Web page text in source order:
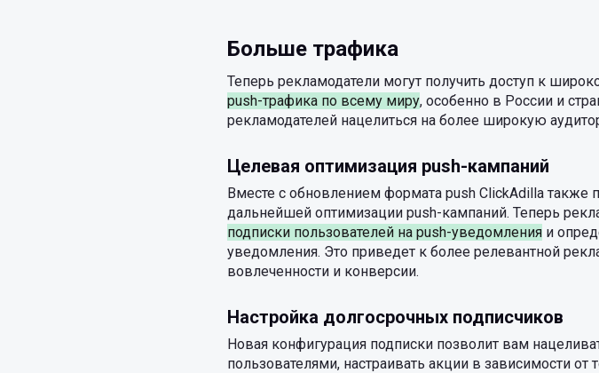
Больше трафика
Теперь рекламодатели могут получить доступ к
push-трафика по всему миру, особенно в России и
рекламодателей нацелиться на более широкую
Целевая оптимизация push-кампаний
Вместе с обновлением формата push ClickAdilla также
дальнейшей оптимизации push-кампаний. Теперь
подписки пользователей на push-уведомления и
уведомления. Это приведет к более релевантной
вовлеченности и конверсии.
Настройка долгосрочных подписчиков
Новая конфигурация подписки позволит вам
пользователями, настраивать акции в зависимости от